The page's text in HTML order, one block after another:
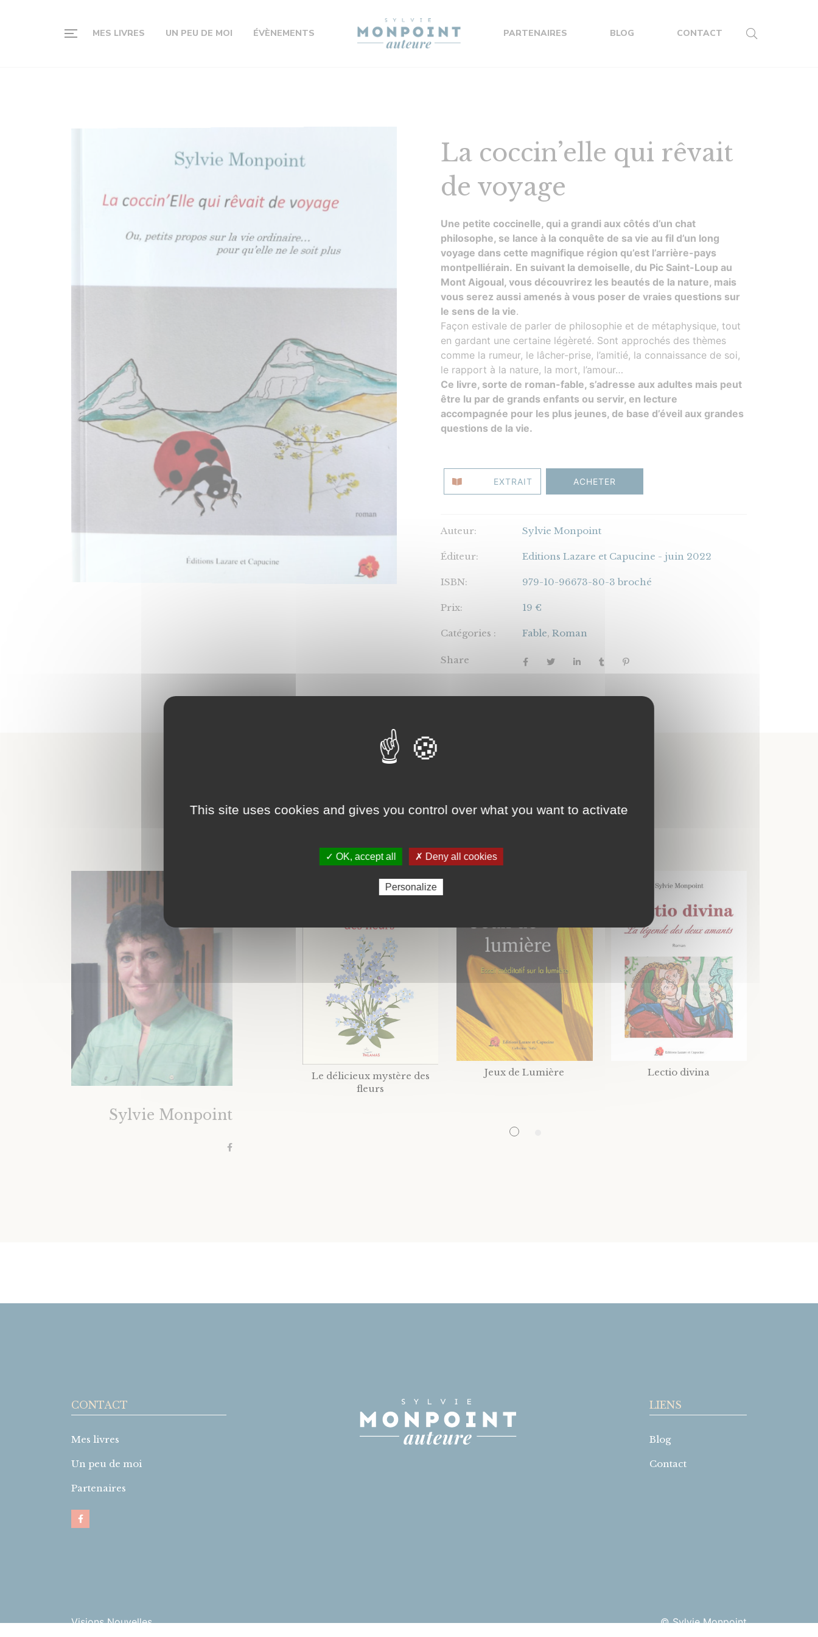
MES LIVRES UN PEU DE MOI ÉVÈNEMENTS PARTENAIRES BLOG CONTACT
La coccin’elle qui rêvait
de voyage
Une petite coccinelle, qui a grandi aux côtés d’un chat
philosophe, se lance à la conquête de sa vie au fil d’un long
voyage dans cette magnifique région qu’est l’arrière-pays
montpelliérain. En suivant la demoiselle, du Pic Saint-Loup au
Mont Aigoual, vous découvrirez les beautés de la nature, mais
vous serez aussi amenés à vous poser de vraies questions sur
le sens de la vie.
Façon estivale de parler de philosophie et de métaphysique, tout
en gardant une certaine légèreté. Sont approchés des thèmes
comme la rumeur, le lâcher-prise, l’amitié, la connaissance de soi,
le rapport à la nature, la mort, l’amour…
Ce livre, sorte de roman-fable, s’adresse aux adultes mais peut
être lu par de grands enfants ou servir, en lecture
accompagnée pour les plus jeunes, de base d’éveil aux grandes
questions de la vie.
EXTRAIT ACHETER
Auteur: Sylvie Monpoint
Éditeur: Editions Lazare et Capucine - juin 2022
ISBN: 979-10-96673-80-3 broché
Prix: 19 €
Catégories : Fable,Roman
Share
Rencontrer l’auteur
Sylvie Monpoint
Le délicieux mystère des
fleurs
Jeux de Lumière Lectio divina
CONTACT
Mes livres
Un peu de moi
Partenaires
LIENS
Blog
Contact
Visions Nouvelles © Sylvie Monpoint
This site uses cookies and gives you control over what you want to activate
✓ OK, accept all ✗ Deny all cookies
Personalize